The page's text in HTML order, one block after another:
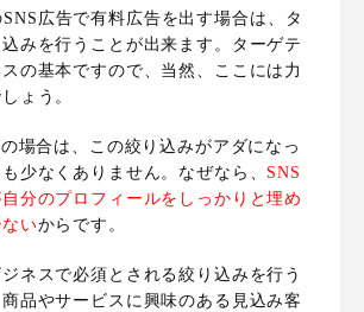
SNS広告で有料広告を出す場合は、タ
みを行うことが出来ます。ターゲテ
の基本ですので、当然、ここには力
ょう。
場合は、この絞り込みがアダになっ
少なくありません。なぜなら、 SNS
分のプロフィールをしっかりと埋め
いからです。
ネスで必須とされる絞り込みを行う
品やサービスに興味のある見込み客